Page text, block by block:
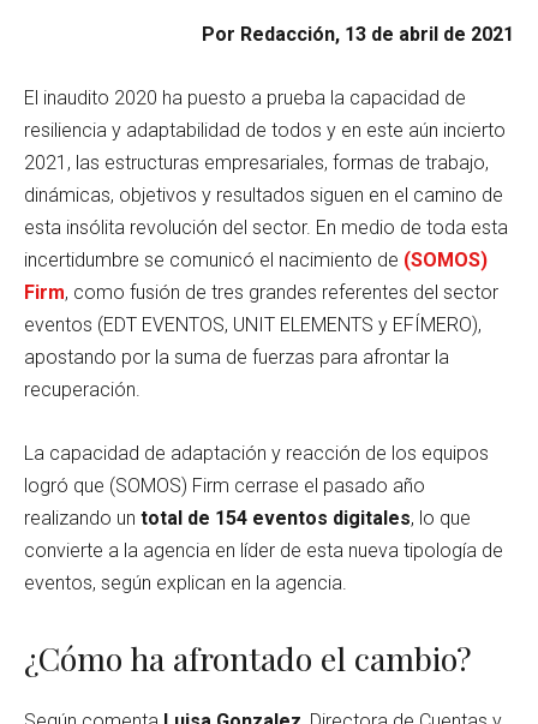
Por Redacción, 13 de abril de 2021
El inaudito 2020 ha puesto a prueba la capacidad de
resiliencia y adaptabilidad de todos y en este aún incierto
2021, las estructuras empresariales, formas de trabajo,
dinámicas, objetivos y resultados siguen en el camino de
esta insólita revolución del sector. En medio de toda esta
incertidumbre se comunicó el nacimiento de (SOMOS)
Firm, como fusión de tres grandes referentes del sector
eventos (EDT EVENTOS, UNIT ELEMENTS y EFÍMERO),
apostando por la suma de fuerzas para afrontar la
recuperación.
La capacidad de adaptación y reacción de los equipos
logró que (SOMOS) Firm cerrase el pasado año
realizando un total de 154 eventos digitales, lo que
convierte a la agencia en líder de esta nueva tipología de
eventos, según explican en la agencia.
¿Cómo ha afrontado el cambio?